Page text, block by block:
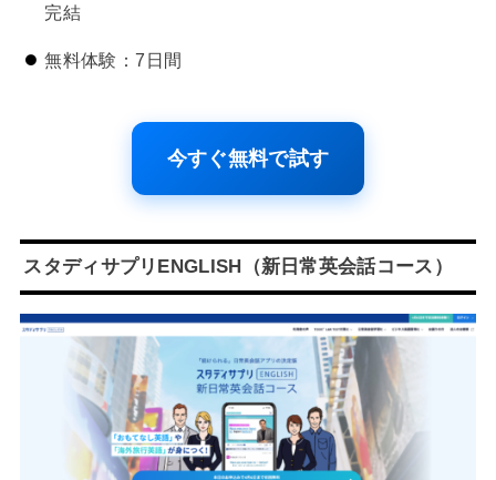
完結
無料体験：7日間
今すぐ無料で試す
スタディサプリENGLISH（新日常英会話コース）